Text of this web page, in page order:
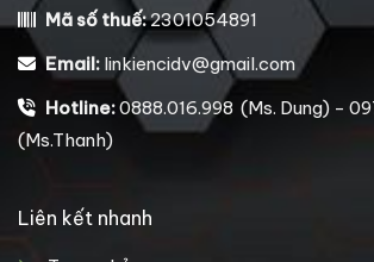
Mã số thuế:2301054891
Email: linkiencidv@gmail.com
Hotline:0888.016.998 (Ms. Dung) -
(Ms.Thanh)
Liên kết nhanh